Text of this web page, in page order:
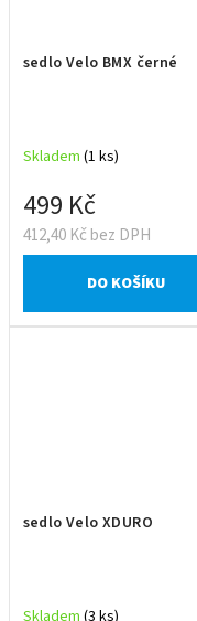
sedlo Velo BMX černé
Skladem (1 ks)
412,40 Kč bez DPH
499 Kč
DO KOŠÍKU
sedlo Velo XDURO